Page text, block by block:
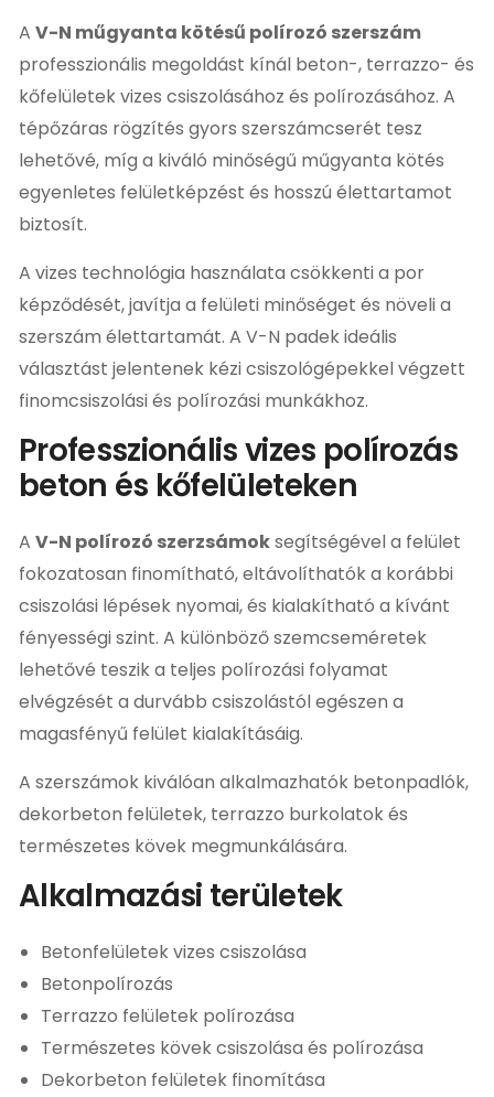
A V-N műgyanta kötésű polírozó szerszám
professzionális megoldást kínál beton-, terrazzo- és
kőfelületek vizes csiszolásához és polírozásához. A
tépőzáras rögzítés gyors szerszámcserét tesz
lehetővé, míg a kiváló minőségű műgyanta kötés
egyenletes felületképzést és hosszú élettartamot
biztosít.
A vizes technológia használata csökkenti a por
képződését, javítja a felületi minőséget és növeli a
szerszám élettartamát. A V-N padek ideális
választást jelentenek kézi csiszológépekkel végzett
finomcsiszolási és polírozási munkákhoz.
Professzionális vizes polírozás
beton és kőfelületeken
A V-N polírozó szerzsámoksegítségével a felület
fokozatosan finomítható, eltávolíthatók a korábbi
csiszolási lépések nyomai, és kialakítható a kívánt
fényességi szint. A különböző szemcseméretek
lehetővé teszik a teljes polírozási folyamat
elvégzését a durvább csiszolástól egészen a
magasfényű felület kialakításáig.
A szerszámok kiválóan alkalmazhatók betonpadlók,
dekorbeton felületek, terrazzo burkolatok és
természetes kövek megmunkálására.
Alkalmazási területek
Betonfelületek vizes csiszolása
Betonpolírozás
Terrazzo felületek polírozása
Természetes kövek csiszolása és polírozása
Dekorbeton felületek finomítása